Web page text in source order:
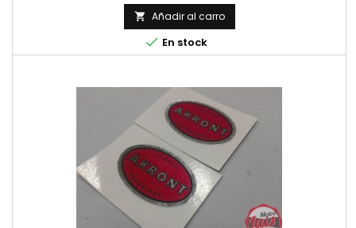
 Añadir al carro
 En stock